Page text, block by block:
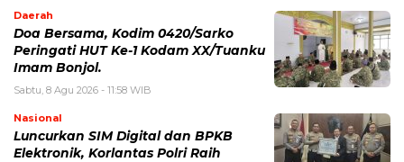
Daerah
Doa Bersama, Kodim 0420/Sarko
Peringati HUT Ke-1 Kodam XX/Tuanku
Imam Bonjol.
Sabtu, 8 Agu 2026 - 11:58 WIB
Nasional
Luncurkan SIM Digital dan BPKB
Elektronik, Korlantas Polri Raih